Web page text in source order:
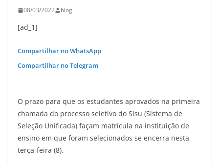
08/03/2022 blog
[ad_1]
Compartilhar no WhatsApp
Compartilhar no Telegram
O prazo para que os estudantes aprovados na primeira
chamada do processo seletivo do Sisu (Sistema de
Seleção Unificada) façam matrícula na instituição de
ensino em que foram selecionados se encerra nesta
terça-feira (8).